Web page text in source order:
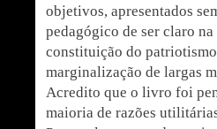
objetivos, apresentados
pedagógico de ser claro
constituição do
marginalização de largas
Acredito que o livro foi
maioria de razões